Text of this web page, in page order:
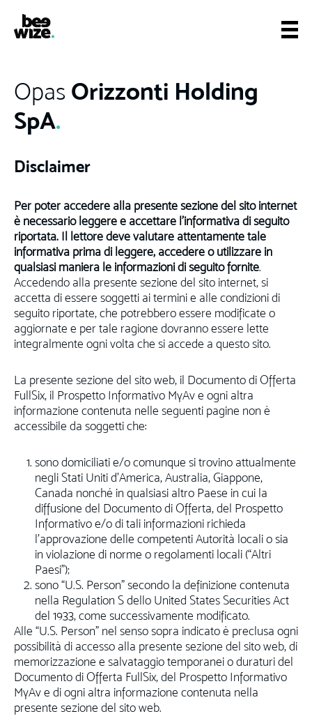
Opas Orizzonti Holding
SpA.
Disclaimer
Per poter accedere alla presente sezione del sito internet
è necessario leggere e accettare l’informativa di seguito
riportata. Il lettore deve valutare attentamente tale
informativa prima di leggere, accedere o utilizzare in
qualsiasi maniera le informazioni di seguito fornite.
Accedendo alla presente sezione del sito internet, si
accetta di essere soggetti ai termini e alle condizioni di
seguito riportate, che potrebbero essere modificate o
aggiornate e per tale ragione dovranno essere lette
integralmente ogni volta che si accede a questo sito.
La presente sezione del sito web, il Documento di Offerta
FullSix, il Prospetto Informativo MyAv e ogni altra
informazione contenuta nelle seguenti pagine non è
accessibile da soggetti che:
sono domiciliati e/o comunque si trovino attualmente
negli Stati Uniti d’America, Australia, Giappone,
Canada nonché in qualsiasi altro Paese in cui la
diffusione del Documento di Offerta, del Prospetto
Informativo e/o di tali informazioni richieda
l’approvazione delle competenti Autorità locali o sia
in violazione di norme o regolamenti locali (“Altri
Paesi”);
sono “U.S. Person” secondo la definizione contenuta
nella Regulation S dello United States Securities Act
del 1933, come successivamente modificato.
Alle “U.S. Person” nel senso sopra indicato è preclusa ogni
possibilità di accesso alla presente sezione del sito web, di
memorizzazione e salvataggio temporanei o duraturi del
Documento di Offerta FullSix, del Prospetto Informativo
MyAv e di ogni altra informazione contenuta nella
presente sezione del sito web.